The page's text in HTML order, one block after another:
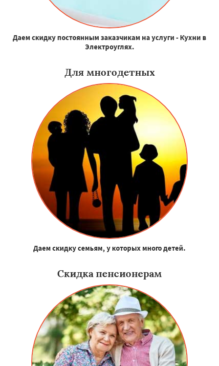
Даем скидку постоянным заказчикам на услуги - Кухни в
Электроуглях.
Для многодетных
Даем скидку семьям, у которых много детей.
Скидка пенсионерам